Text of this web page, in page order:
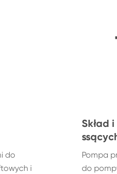
do
i
Skład
Pompa
do